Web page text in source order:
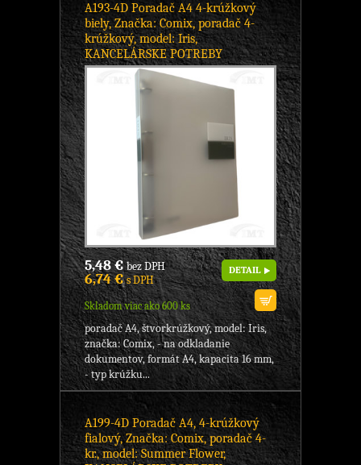
A193-4D Poradač A4 4-krúžkový
biely, Značka: Comix, poradač 4-
krúžkový, model: Iris,
KANCELÁRSKE POTREBY
5,48 €bez DPH
6,74 €s DPH
Skladom viac ako 600 ks
DETAIL
poradač A4, štvorkrúžkový, model: Iris,
značka: Comix, - na odkladanie
dokumentov, formát A4, kapacita 16 mm,
- typ krúžku...
A199-4D Poradač A4, 4-krúžkový
fialový, Značka: Comix, poradač 4-
kr., model: Summer Flower,